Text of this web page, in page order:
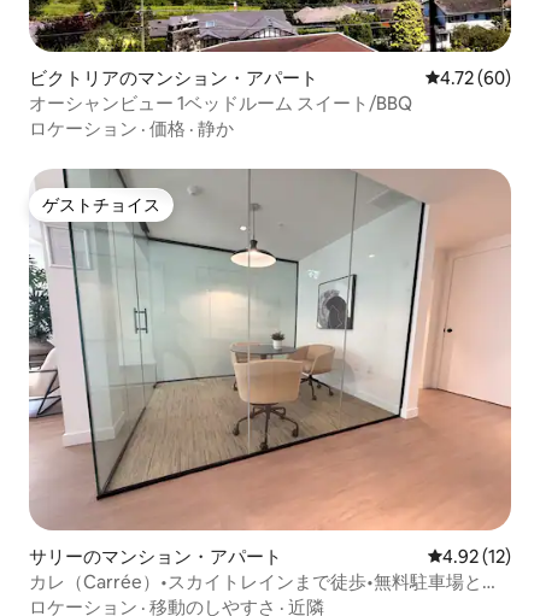
ビクトリアのマンション・アパート レビュー60
4.72 (60)
オーシャンビュー 1ベッドルーム スイート/BBQ
ロケーション · 価格 · 静か
ゲストチョイス
ゲストチョイス
サリーのマンション・アパート レビュー12
4.92 (12)
カレ（Carrée）•スカイトレインまで徒歩•無料駐車場とジ
ム
ロケーション · 移動のしやすさ · 近隣